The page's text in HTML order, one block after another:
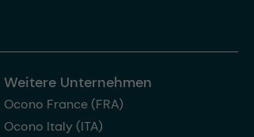
Weitere Unternehmen
Ocono France (FRA)
Ocono Italy (ITA)